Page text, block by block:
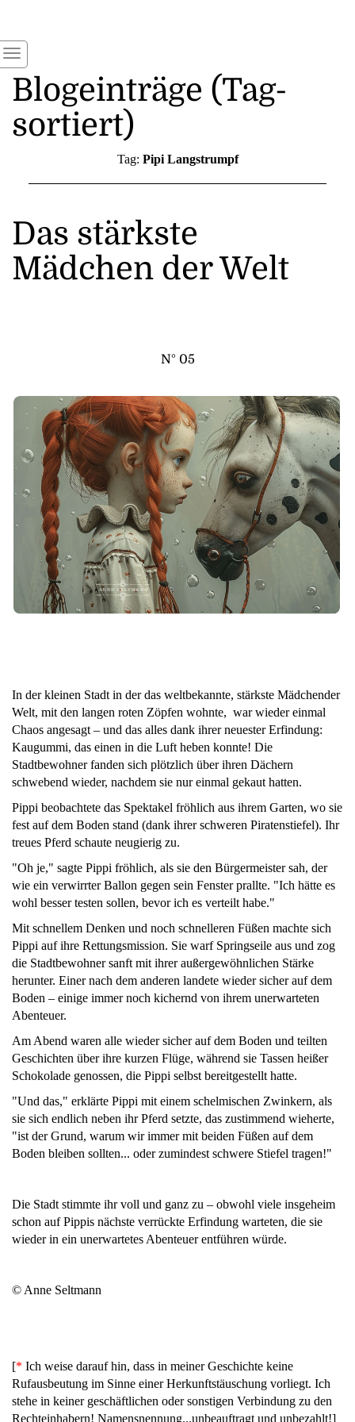
Blogeinträge (Tag-
sortiert)
Tag: Pipi Langstrumpf
Das stärkste
Mädchen der Welt
N° 05
In der kleinen Stadt in der das weltbekannte, stärkste Mädchender
Welt, mit den langen roten Zöpfen wohnte, war wieder einmal
Chaos angesagt – und das alles dank ihrer neuester Erfindung:
Kaugummi, das einen in die Luft heben konnte! Die
Stadtbewohner fanden sich plötzlich über ihren Dächern
schwebend wieder, nachdem sie nur einmal gekaut hatten.
Pippi beobachtete das Spektakel fröhlich aus ihrem Garten, wo sie
fest auf dem Boden stand (dank ihrer schweren Piratenstiefel). Ihr
treues Pferd schaute neugierig zu.
"Oh je," sagte Pippi fröhlich, als sie den Bürgermeister sah, der
wie ein verwirrter Ballon gegen sein Fenster prallte. "Ich hätte es
wohl besser testen sollen, bevor ich es verteilt habe."
Mit schnellem Denken und noch schnelleren Füßen machte sich
Pippi auf ihre Rettungsmission. Sie warf Springseile aus und zog
die Stadtbewohner sanft mit ihrer außergewöhnlichen Stärke
herunter. Einer nach dem anderen landete wieder sicher auf dem
Boden – einige immer noch kichernd von ihrem unerwarteten
Abenteuer.
Am Abend waren alle wieder sicher auf dem Boden und teilten
Geschichten über ihre kurzen Flüge, während sie Tassen heißer
Schokolade genossen, die Pippi selbst bereitgestellt hatte.
"Und das," erklärte Pippi mit einem schelmischen Zwinkern, als
sie sich endlich neben ihr Pferd setzte, das zustimmend wieherte,
"ist der Grund, warum wir immer mit beiden Füßen auf dem
Boden bleiben sollten... oder zumindest schwere Stiefel tragen!"
Die Stadt stimmte ihr voll und ganz zu – obwohl viele insgeheim
schon auf Pippis nächste verrückte Erfindung warteten, die sie
wieder in ein unerwartetes Abenteuer entführen würde.
© Anne Seltmann
[* Ich weise darauf hin, dass in meiner Geschichte keine
Rufausbeutung im Sinne einer Herkunftstäuschung vorliegt. Ich
stehe in keiner geschäftlichen oder sonstigen Verbindung zu den
Rechteinhabern! Namensnennung...unbeauftragt und unbezahlt!]